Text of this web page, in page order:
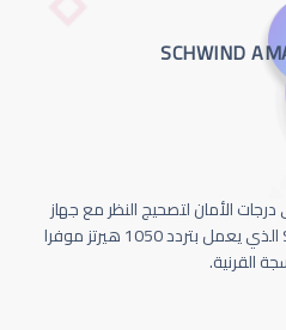
الأمان لتصحيج النظر مع جهاز
Schwind Amaris 1050 الذي يعمل بتردد 1050 هيرتز موفرا
القرنية.